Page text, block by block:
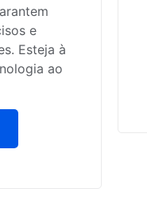
e
Esteja à
ao